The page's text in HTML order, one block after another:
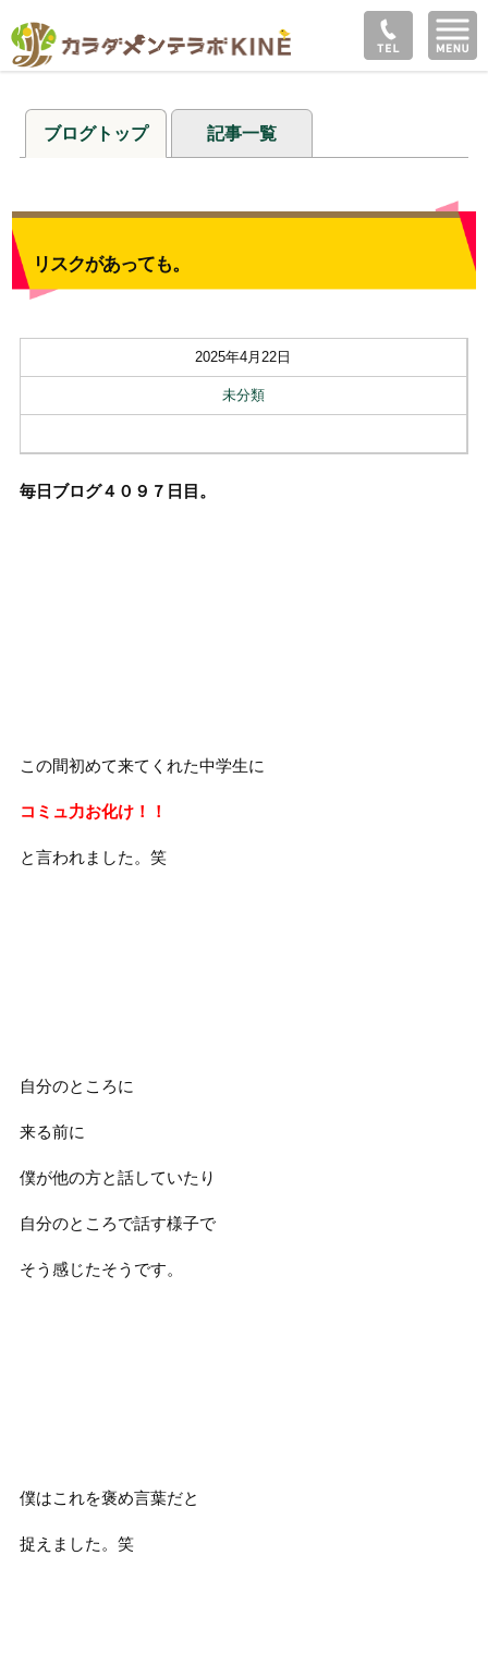
ブログトップ 記事一覧
リスクがあっても。
2025年4月22日
未分類
毎日ブログ４０９７ 日目。
この間初めて来てくれた中学生に
コミュ力お化け！！
と言われました。笑
自分のところに
来る前に
僕が他の方と話していたり
自分のところで話す様子で
そう感じたそうです。
僕はこれを褒め言葉だと
捉えました。笑